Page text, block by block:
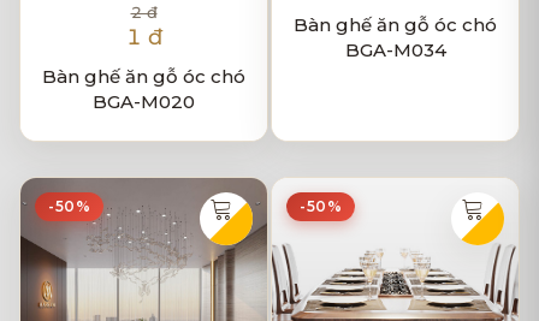
2 đ
1 đ
Bàn ghế ăn gỗ óc chó
BGA-M020
Bàn ghế ăn gỗ óc chó
BGA-M034
-50% -50%